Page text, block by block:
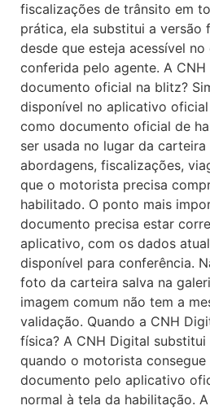
fiscalizações de trânsito em
prática, ela substitui a versão
desde que esteja acessível
conferida pelo agente. A
documento oficial na blitz?
disponível no aplicativo
como documento oficial de
ser usada no lugar da carteira
abordagens, fiscalizações,
que o motorista precisa
habilitado. O ponto mais
documento precisa estar
aplicativo, com os dados
disponível para conferência.
foto da carteira salva na
imagem comum não tem a
validação. Quando a CNH
física? A CNH Digital
quando o motorista consegue
documento pelo aplicativo
normal à tela da habilitação.